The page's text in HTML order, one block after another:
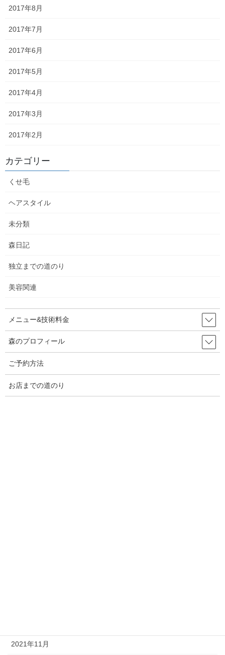
2024年5月
2024年4月
2024年3月
2024年2月
2024年1月
2023年12月
2023年11月
2023年10月
2023年9月
2023年8月
2023年7月
2023年6月
2023年5月
2023年4月
2022年12月
2022年11月
2021年11月
2017年8月
2017年7月
2017年6月
2017年5月
2017年4月
2017年3月
2017年2月
カテゴリー
くせ毛
ヘアスタイル
未分類
森日記
独立までの道のり
美容関連
メニュー&技術料金
森のプロフィール
ご予約方法
お店までの道のり